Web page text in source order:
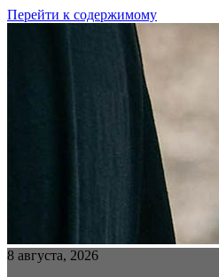
Перейти к содержимому
8 августа, 2026